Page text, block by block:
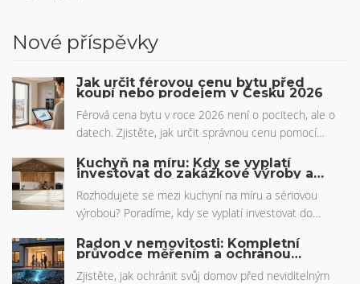
Nové příspěvky
Jak určit férovou cenu bytu před
koupí nebo prodejem v Česku 2026
Férová cena bytu v roce 2026 není o pocitech, ale o
datech. Zjistěte, jak určit správnou cenu pomocí
abyste nezaplatili příliš mnoho nebo neztratili tisíce
Kuchyň na míru: Kdy se vyplatí
investovat do zakázkové výroby a
Rozhodujete se mezi kuchyní na míru a sériovou
výrobou? Poradíme, kdy se vyplatí investovat do
na co si dát pozor při výběru truhláře.
Radon v nemovitosti: Kompletní
průvodce měřením a ochranou
Zjistěte, jak ochránit svůj domov před neviditelným